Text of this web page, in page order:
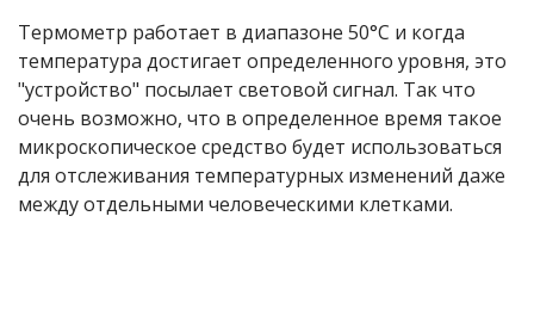
Термометр работает в диапазоне 50°С и когда
температура достигает определенного уровня, это
"устройство" посылает световой сигнал. Так что
очень возможно, что в определенное время такое
микроскопическое средство будет использоваться
для отслеживания температурных изменений даже
между отдельными человеческими клетками.